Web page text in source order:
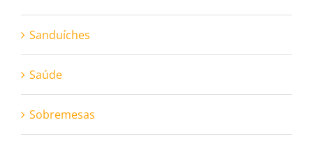
Sanduíches
Saúde
Sobremesas